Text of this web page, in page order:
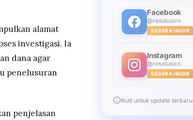
alamat
investigasi. Ia
dana agar
penelusuran
penjelasan
Facebook
@resolusico
SEGERA HADIR
Instagram
@resolusico
SEGERA HADIR
Ikuti untuk update terbaru